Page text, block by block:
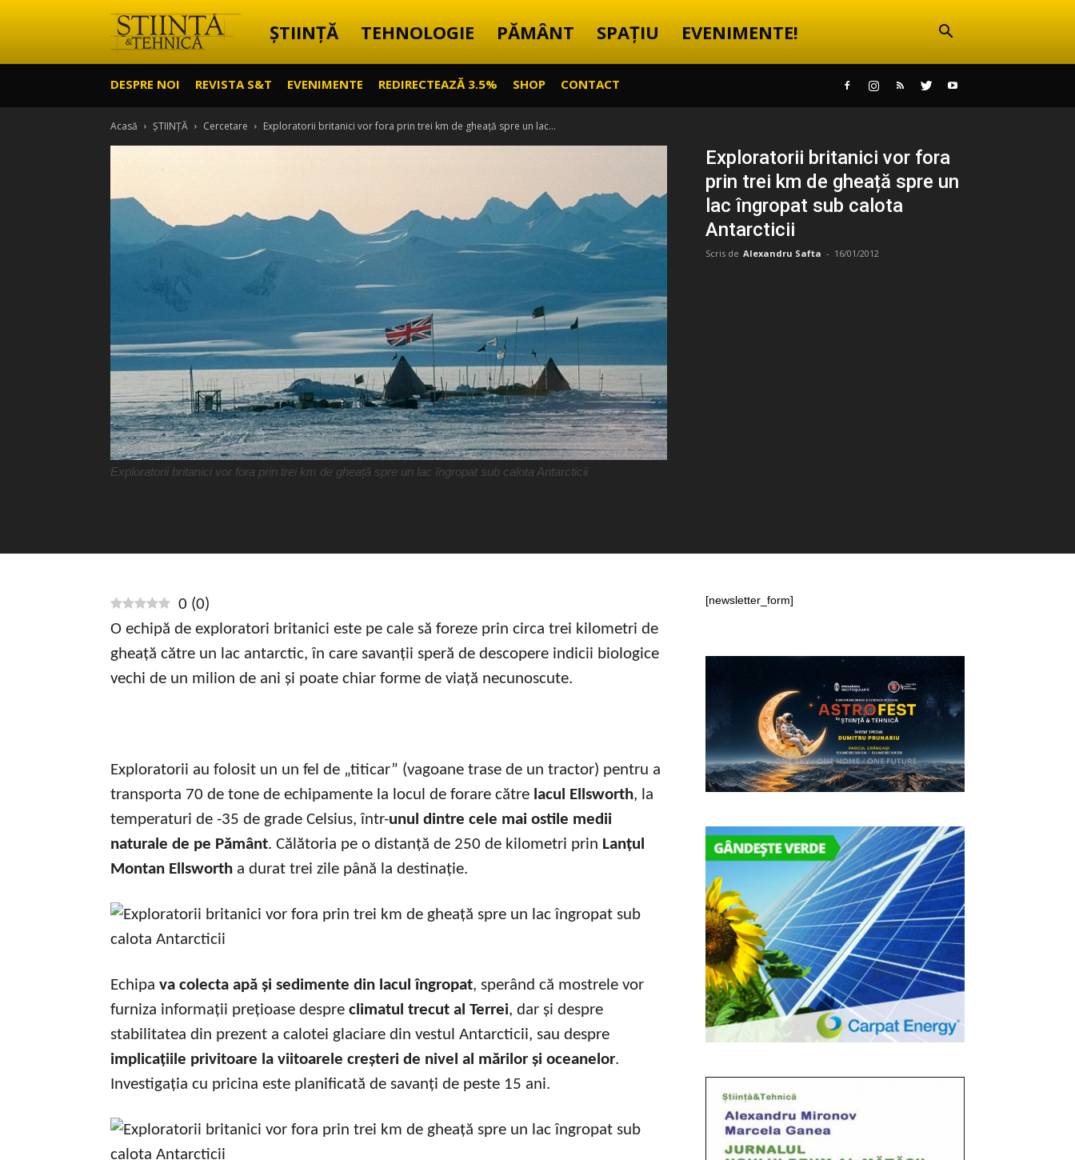
Știință
ȘTIINȚĂ TEHNOLOGIE PĂMÂNT SPAȚIU EVENIMENTE!
DESPRE NOI REVISTA S&T EVENIMENTE REDIRECTEAZĂ 3.5% SHOP CONTACT
Acasă ȘTIINȚĂ Cercetare Exploratorii britanici vor fora prin trei km de gheață spre un lac...
Exploratorii britanici vor fora
prin trei km de gheață spre un
lac îngropat sub calota
Antarcticii
Scris de Alexandru Safta - 16/01/2012
Exploratorii britanici vor fora prin trei km de gheață spre un lac îngropat sub calota Antarcticii
0 (0)
O echipă de exploratori britanici este pe cale să foreze prin circa trei kilometri de
gheață către un lac antarctic, în care savanții speră de descopere indicii biologice
vechi de un milion de ani și poate chiar forme de viață necunoscute.
Exploratorii au folosit un un fel de „titicar” (vagoane trase de un tractor) pentru a
transporta 70 de tone de echipamente la locul de forare către lacul Ellsworth, la
temperaturi de -35 de grade Celsius, într-unul dintre cele mai ostile medii
naturale de pe Pământ. Călătoria pe o distanță de 250 de kilometri prin Lanțul
Montan Ellsworth a durat trei zile până la destinație.
Echipa va colecta apă și sedimente din lacul îngropat, sperând că mostrele vor
furniza informații prețioase despre climatul trecut al Terrei, dar și despre
stabilitatea din prezent a calotei glaciare din vestul Antarcticii, sau despre
implicațiile privitoare la viitoarele creșteri de nivel al mărilor și oceanelor.
Investigația cu pricina este planificată de savanți de peste 15 ani.
[newsletter_form]